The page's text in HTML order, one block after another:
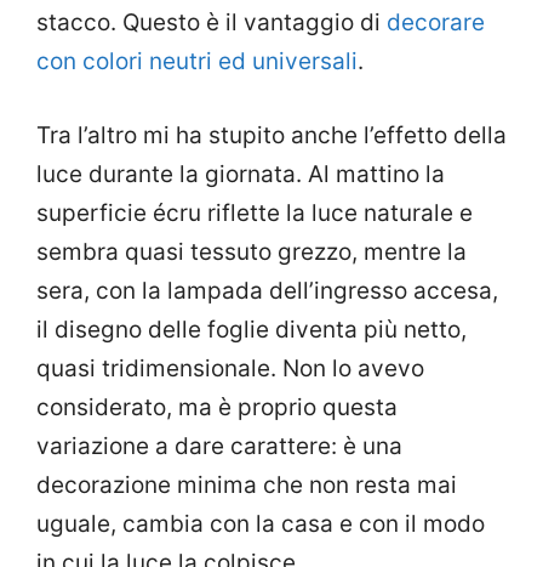
stacco. Questo è il vantaggio di decorare
con colori neutri ed universali.
Tra l’altro mi ha stupito anche l’effetto della
luce durante la giornata. Al mattino la
superficie écru riflette la luce naturale e
sembra quasi tessuto grezzo, mentre la
sera, con la lampada dell’ingresso accesa,
il disegno delle foglie diventa più netto,
quasi tridimensionale. Non lo avevo
considerato, ma è proprio questa
variazione a dare carattere: è una
decorazione minima che non resta mai
uguale, cambia con la casa e con il modo